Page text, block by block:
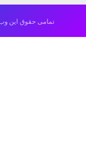
تمامی حقوق این